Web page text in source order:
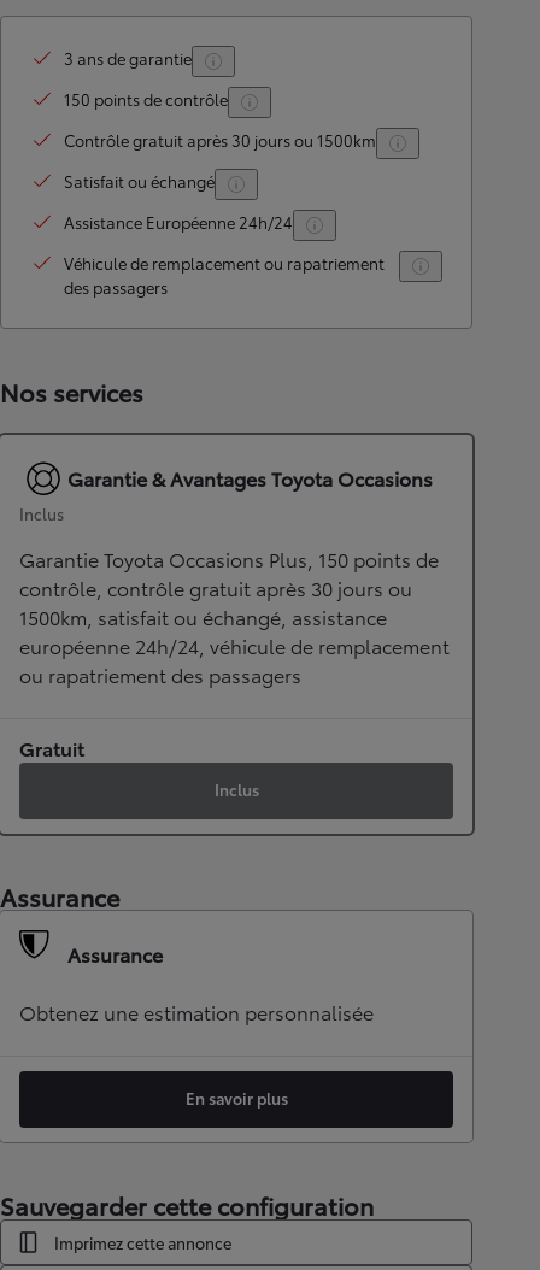
3 ans de garantie
150 points de contrôle
Contrôle gratuit après 30 jours ou 1500km
Satisfait ou échangé
Assistance Européenne 24h/24
Véhicule de remplacement ou rapatriement
des passagers
Nos services
Garantie & Avantages Toyota Occasions
Inclus
Garantie Toyota Occasions Plus, 150 points de
contrôle, contrôle gratuit après 30 jours ou
1500km, satisfait ou échangé, assistance
européenne 24h/24, véhicule de remplacement
ou rapatriement des passagers
Gratuit
Inclus
Assurance
Assurance
Obtenez une estimation personnalisée
En savoir plus
Sauvegarder cette configuration
Imprimez cette annonce